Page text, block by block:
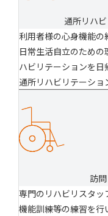
通所リハ
利用者様の心身機能の
日常生活自立のため
ハビリテーションを日
通所リハビリテーショ
訪
専門のリハビリスタッ
機能訓練等の練習を行